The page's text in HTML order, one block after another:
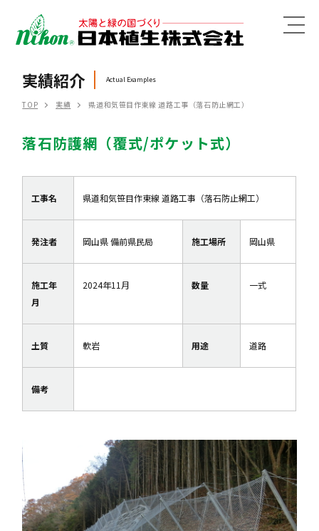
MENU
実績紹介 Actual Examples
TOP 実績 県道和気笹目作東線 道路工事（落石防止網工）
落石防護網（覆式/ポケット式）
工事名 県道和気笹目作東線 道路工事（落石防止網工）
発注者 岡山県 備前県民局 施工場所 岡山県
施工年
月
2024年11月 数量 一式
土質 軟岩 用途 道路
備考